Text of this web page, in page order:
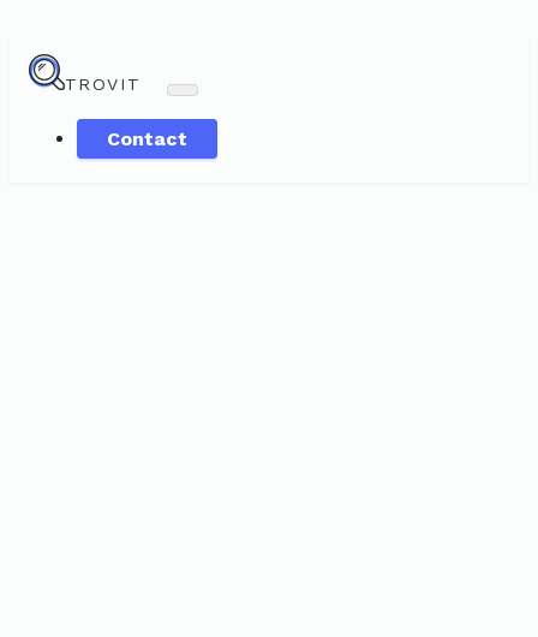
TROVIT
Contact